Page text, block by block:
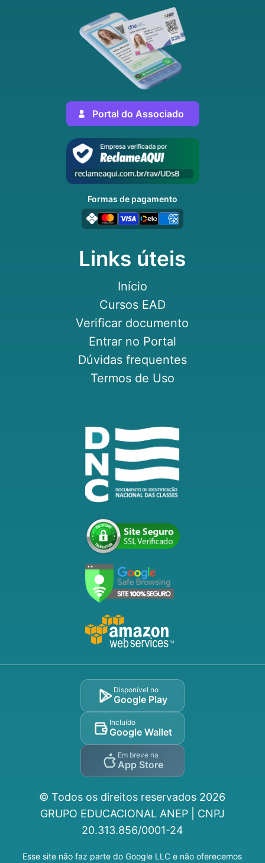
Links úteis
Início
Cursos EAD
Verificar documento
Entrar no Portal
Dúvidas frequentes
Termos de Uso
Portal do Associado
Formas de pagamento
Disponível no
Google Play
Incluído
Google Wallet
Em breve na
App Store
© Todos os direitos reservados 2026
GRUPO EDUCACIONAL ANEP | CNPJ
20.313.856/0001-24
Esse site não faz parte do Google LLC e não oferecemos